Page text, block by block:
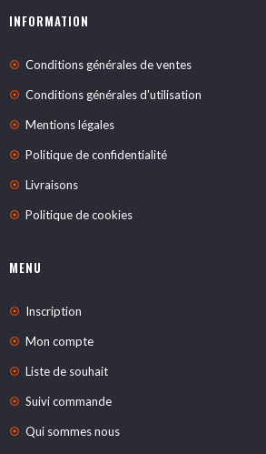
INFORMATION
Conditions générales de ventes
Conditions générales d'utilisation
Mentions légales
Politique de confidentialité
Livraisons
Politique de cookies
MENU
Inscription
Mon compte
Liste de souhait
Suivi commande
Qui sommes nous